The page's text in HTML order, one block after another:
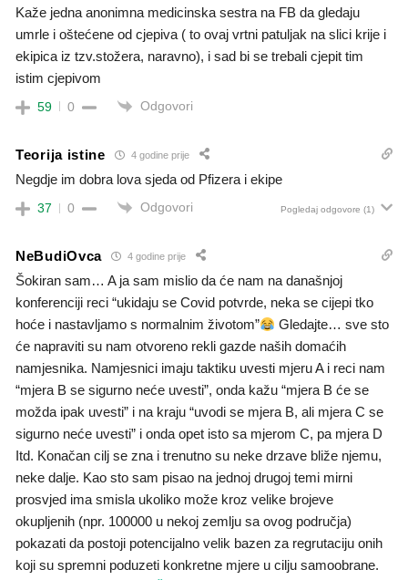
Kaže jedna anonimna medicinska sestra na FB da gledaju
umrle i oštećene od cjepiva ( to ovaj vrtni patuljak na slici krije i
ekipica iz tzv.stožera, naravno), i sad bi se trebali cjepit tim
istim cjepivom
59 0 Odgovori
Teorija istine 4 godine prije
Negdje im dobra lova sjeda od Pfizera i ekipe
37 0 Odgovori Pogledaj odgovore (1)
NeBudiOvca 4 godine prije
Šokiran sam… A ja sam mislio da će nam na današnjoj
konferenciji reci “ukidaju se Covid potvrde, neka se cijepi tko
hoće i nastavljamo s normalnim životom”
Gledajte… sve sto
će napraviti su nam otvoreno rekli gazde naših domaćih
namjesnika. Namjesnici imaju taktiku uvesti mjeru A i reci nam
“mjera B se sigurno neće uvesti”, onda kažu “mjera B će se
možda ipak uvesti” i na kraju “uvodi se mjera B, ali mjera C se
sigurno neće uvesti” i onda opet isto sa mjerom C, pa mjera D
Itd. Konačan cilj se zna i trenutno su neke drzave bliže njemu,
neke dalje. Kao sto sam pisao na jednoj drugoj temi mirni
prosvjed ima smisla ukoliko može kroz velike brojeve
okupljenih (npr. 100000 u nekoj zemlju sa ovog područja)
pokazati da postoji potencijalno velik bazen za regrutaciju onih
koji su spremni poduzeti konkretne mjere u cilju samoobrane.